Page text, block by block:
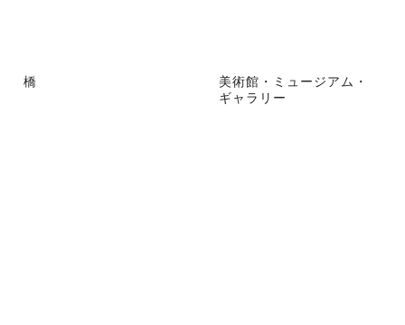
橋
美術館・ミュージアム・
ギャラリー